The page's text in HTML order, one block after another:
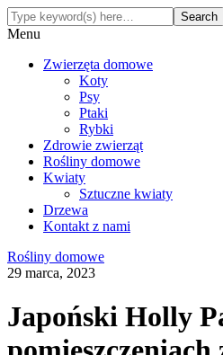
Menu
Zwierzęta domowe
Koty
Psy
Ptaki
Rybki
Zdrowie zwierząt
Rośliny domowe
Kwiaty
Sztuczne kwiaty
Drzewa
Kontakt z nami
Rośliny domowe
29 marca, 2023
Japoński Holly